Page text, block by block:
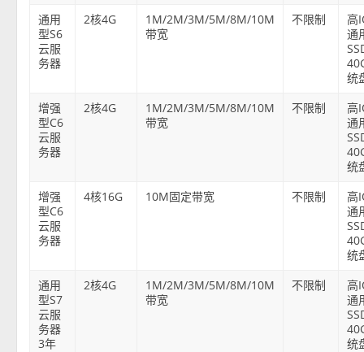
通用
型S6
云服
务器
2核4G
1M/2M/3M/5M/8M/10M
带宽
不限制
高
通
统
增强
型C6
云服
务器
2核4G
1M/2M/3M/5M/8M/10M
带宽
不限制
高
通
统
增强
型C6
云服
务器
4核16G 10M固定带宽 不限制
高
通
统
通用
型S7
云服
务器
3年
2核4G
1M/2M/3M/5M/8M/10M
带宽
不限制
高
通
统